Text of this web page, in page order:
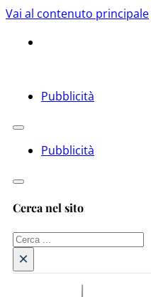
Vai al contenuto principale
Pubblicità
Pubblicità
Cerca nel sito
Cerca
×